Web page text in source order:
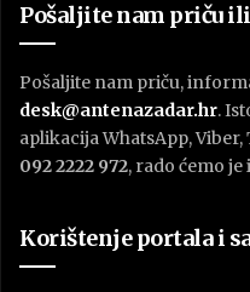
Pošaljite nam priču
Pošaljite nam priču,
desk@antenazadar.hr.
aplikacija WhatsApp,
092 2222 972, rado ćemo
Korištenje portala i